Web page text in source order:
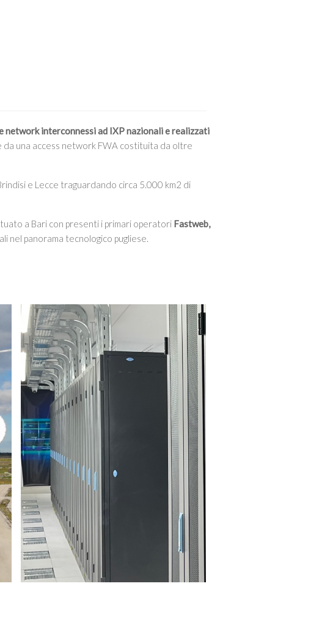
interconnessi ad IXP nazionali e realizzati
da una access network FWA costituita da oltre
e Lecce traguardando circa 5.000 km2 di
a Bari con presenti i primari operatori Fastweb,
nel panorama tecnologico pugliese.